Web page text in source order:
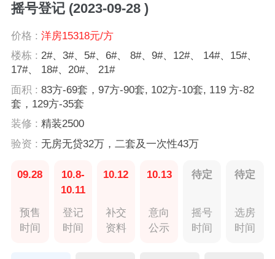
摇号登记 (2023-09-28 )
价格 : 洋房15318元/方
楼栋 : 2#、3#、5#、6#、 8#、9#、12#、 14#、15#、
17#、 18#、20#、 21#
面积 : 83方-69套，97方-90套, 102方-10套, 119 方-82
套，129方-35套
装修 : 精装2500
验资 : 无房无贷32万，二套及一次性43万
09.28
预售
时间
10.8-
10.11
登记
时间
10.12
补交
资料
10.13
意向
公示
待定
摇号
时间
待定
选房
时间